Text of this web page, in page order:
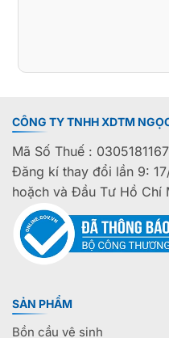
CÔNG TY TNHH XDTM
Mã Số Thuế :
Đăng kí thay đổi lần 9:
hoặch và Đầu Tư Hồ Chí
SẢN PHẨM
Bồn cầu vệ sinh